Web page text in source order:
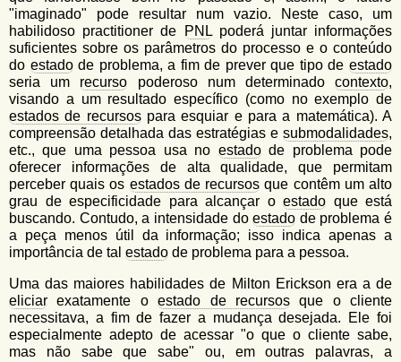
"imaginado" pode resultar num vazio. Neste caso, um
habilidoso practitioner de
PNLpoderá juntar informações
suficientes sobre os parâmetros do processo e o conteúdo
do estadode problema, a fim de prever que tipo deestado
seria um recurso poderoso num determinadocontexto,
visando a um resultado específico (como no exemplo de
estados de recursospara esquiar e para a matemática). A
compreensão detalhada das estratégias e submodalidades,
etc., que uma pessoa usa no estadode problema pode
oferecer informações de alta qualidade, que permitam
perceber quais os estados de recursos que contêm um alto
grau de especificidade para alcançar o estado que está
buscando. Contudo, a intensidade doestado de problema é
a peça menos útil da informação; isso indica apenas a
importância de tal estado de problema para a pessoa.
Uma das maiores habilidades de Milton Erickson era a de
eliciar exatamente oestado de recursosque o cliente
necessitava, a fim de fazer a mudança desejada. Ele foi
especialmente adepto de acessar "o que o cliente sabe,
mas não sabe que sabe" ou, em outras palavras, a